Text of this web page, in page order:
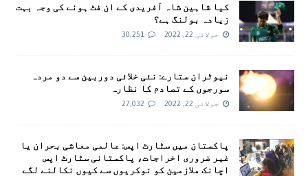
کیا شاہین شاہ آفریدی کے ان فٹ ہونے کی وجہ بہت
زیادہ بولنگ ہے؟
جولائی 22, 2022 30,251
نیوٹران ستارے: نئی خلائی دوربین سے دو مردہ
سورجوں کے تصادم کا نظارہ
جولائی 22, 2022 27,032
پاکستان میں سٹارٹ اپس: عالمی معاشی بحران یا
غیر ضروری اخراجات، پاکستانی سٹارٹ اپس
اچانک ملازمین کو نوکریوں سے کیوں نکالنے لگے